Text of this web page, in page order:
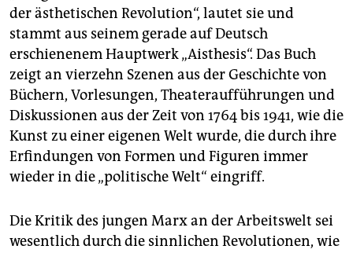
der ästhetischen Revolution“, lautet sie und
stammt aus seinem gerade auf Deutsch
erschienenem Hauptwerk „Aisthesis“. Das Buch
zeigt an vierzehn Szenen aus der Geschichte von
Büchern, Vorlesungen, Theateraufführungen und
Diskussionen aus der Zeit von 1764 bis 1941, wie die
Kunst zu einer eigenen Welt wurde, die durch ihre
Erfindungen von Formen und Figuren immer
wieder in die „politische Welt“ eingriff.
Die Kritik des jungen Marx an der Arbeitswelt sei
wesentlich durch die sinnlichen Revolutionen, wie